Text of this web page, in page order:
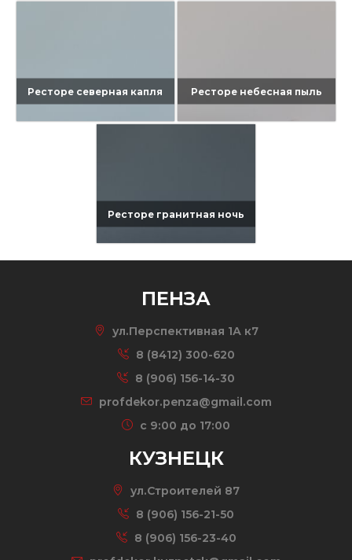
Ресторе северная капля Ресторе небесная пыль
Ресторе гранитная ночь
ПЕНЗА
ул.Перспективная 1А к7
8 (8412) 300-620
8 (906) 156-14-30
profdekor.penza@gmail.com
c 9:00 до 17:00
КУЗНЕЦК
ул.Строителей 87
8 (906) 156-21-50
8 (906) 156-23-40